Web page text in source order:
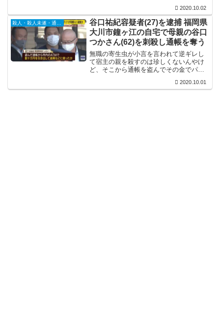
ーナツでついて行くんか…「知らない人
にはついて行かない」ってのを徹底する
事と、極力1人にさせん事ですな。
2020.10.02
谷口祐紀容疑者(27)を逮捕 福岡県
大川市鐘ヶ江の自宅で母親の谷口
つかさん(62)を刺殺し通帳を奪う
無職の寄生虫が小言を言われて逆ギレし
て宿主の親を殺すのは珍しくないんやけ
ど、そこから通帳を盗んでその金でパチ
て聞いたな。まぁ、育て方が悪かったっ
2020.10.01